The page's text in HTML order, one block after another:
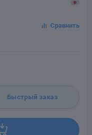
Быстрый заказ